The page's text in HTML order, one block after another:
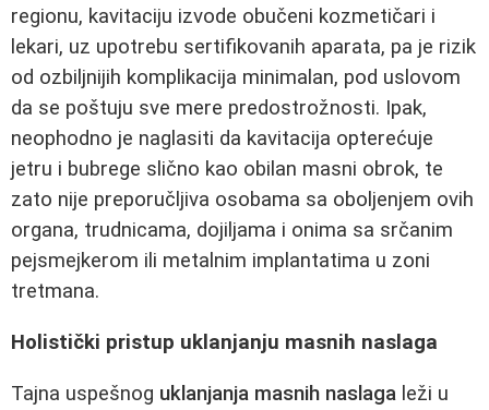
regionu, kavitaciju izvode obučeni kozmetičari i
lekari, uz upotrebu sertifikovanih aparata, pa je rizik
od ozbiljnijih komplikacija minimalan, pod uslovom
da se poštuju sve mere predostrožnosti. Ipak,
neophodno je naglasiti da kavitacija opterećuje
jetru i bubrege slično kao obilan masni obrok, te
zato nije preporučljiva osobama sa oboljenjem ovih
organa, trudnicama, dojiljama i onima sa srčanim
pejsmejkerom ili metalnim implantatima u zoni
tretmana.
Holistički pristup uklanjanju masnih naslaga
Tajna uspešnog uklanjanja masnih naslaga leži u